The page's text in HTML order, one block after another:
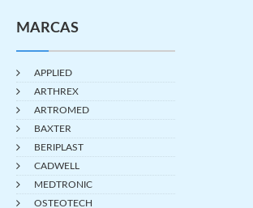
MARCAS
APPLIED
ARTHREX
ARTROMED
BAXTER
BERIPLAST
CADWELL
MEDTRONIC
OSTEOTECH